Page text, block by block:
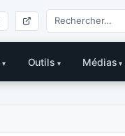
Outils Médias